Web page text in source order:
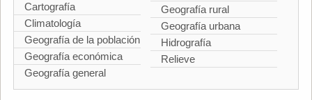
Cartografía
Climatología
Geografía de la población
Geografía económica
Geografía general
Geografía rural
Geografía urbana
Hidrografía
Relieve